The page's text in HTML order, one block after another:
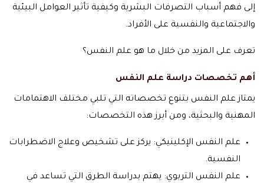
إلى فهم أسباب التصرفات البشرية وكيفية تأثير العوامل البيئية
والاجتماعية والنفسية على الأفراد.
تعرف على المزيد من خلال ما هو علم النفس؟
أهم تخصصات دراسة علم النفس
يمتاز علم النفس بتنوع تخصصاته التي تلبي مختلف الاهتمامات
المهنية والبحثية، ومن أبرز هذه التخصصات:
علم النفس الإكلينيكي: يركز على تشخيص وعلاج الاضطرابات
النفسية.
علم النفس التربوي: يهتم بدراسة الطرق التي تساعد في